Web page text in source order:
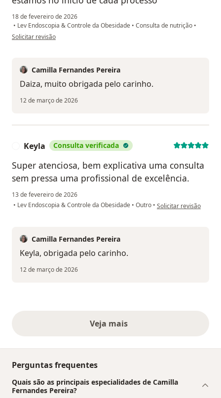
18 de fevereiro de 2026
• Lev Endoscopia & Controle da Obesidade • Consulta de nutrição •
na opinião do utilizador Daiza Cristina
Solicitar revisão
Camilla Fernandes Pereira
Daiza, muito obrigada pelo carinho.
12 de março de 2026
Keyla Consulta verificada
Super atenciosa, bem explicativa uma consulta
sem pressa uma profissional de excelência.
13 de fevereiro de 2026
• Lev Endoscopia & Controle da Obesidade • Outro • na opinião do
Solicitar revisão
Camilla Fernandes Pereira
Keyla, obrigada pelo carinho.
12 de março de 2026
Veja maisopiniões acima
Perguntas frequentes
Quais são as principais especialidades de Camilla
Fernandes Pereira?